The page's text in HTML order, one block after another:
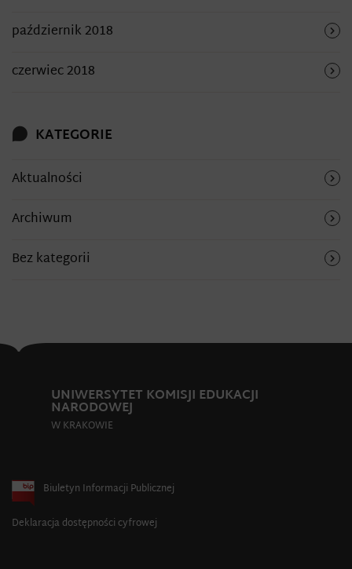
październik 2018
czerwiec 2018
KATEGORIE
Aktualności
Archiwum
Bez kategorii
UNIWERSYTET KOMISJI EDUKACJI
NARODOWEJ
W KRAKOWIE
Biuletyn Informacji Publicznej
Deklaracja dostępności cyfrowej